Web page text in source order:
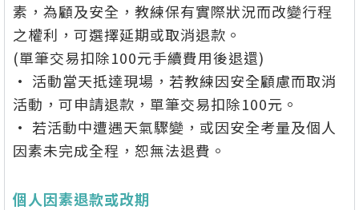
素，為顧及安全，教練保有實際狀況而改變行程
之權利，可選擇延期或取消退款。
(單筆交易扣除100元手續費用後退還)
• 活動當天抵達現場，若教練因安全顧慮而取消
活動，可申請退款，單筆交易扣除100元。
• 若活動中遭遇天氣驟變，或因安全考量及個人
因素未完成全程，恕無法退費。
個人因素退款或改期